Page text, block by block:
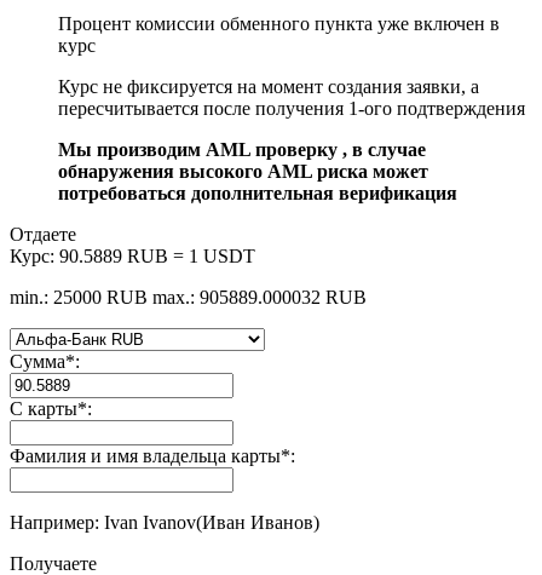
Процент комиссии обменного пункта уже включен в
курс
Курс не фиксируется на момент создания заявки, а
пересчитывается после получения 1-ого подтверждения
Мы производим AML проверку , в случае
обнаружения высокого AML риска может
потребоваться дополнительная верификация
Отдаете
Курс: 90.5889 RUB = 1 USDT
min.: 25000 RUB max.: 905889.000032 RUB
Сумма*:
С карты*:
Фамилия и имя владельца карты*:
Например: Ivan Ivanov(Иван Иванов)
Получаете